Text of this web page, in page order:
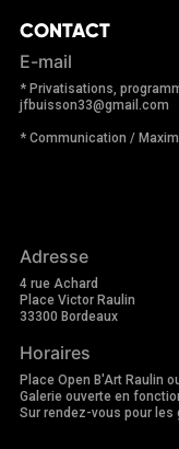
CONTACT
E-mail
* Privatisations,
jfbuisson33@gmail.com
* Communication /
Adresse
4 rue Achard
Place Victor Raulin
33300 Bordeaux
Horaires
Place Open B'Art Raulin
Galerie ouverte en
Sur rendez-vous pour